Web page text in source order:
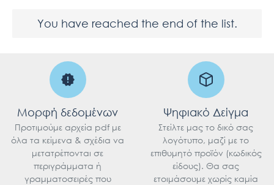
You have reached the end of the list.
Μορφή δεδομένων
Προτιμούμε αρχεία pdf με
όλα τα κείμενα & σχέδια να
μετατρέπονται σε
περιγράμματα ή
γραμματοσειρές που
Ψηφιακό Δείγμα
Στείλτε μας το δικό σας
λογότυπο, μαζί με το
επιθυμητό προϊόν (κωδικός
είδους). Θα σας
ετοιμάσουμε χωρίς καμία